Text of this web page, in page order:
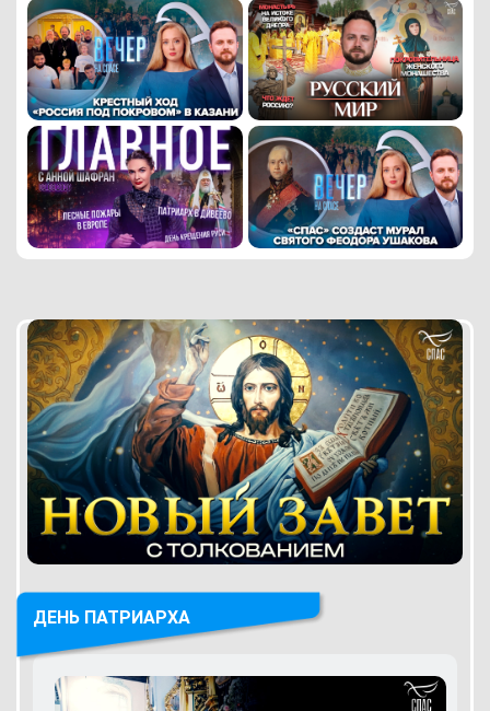
ДЕНЬ ПАТРИАРХА